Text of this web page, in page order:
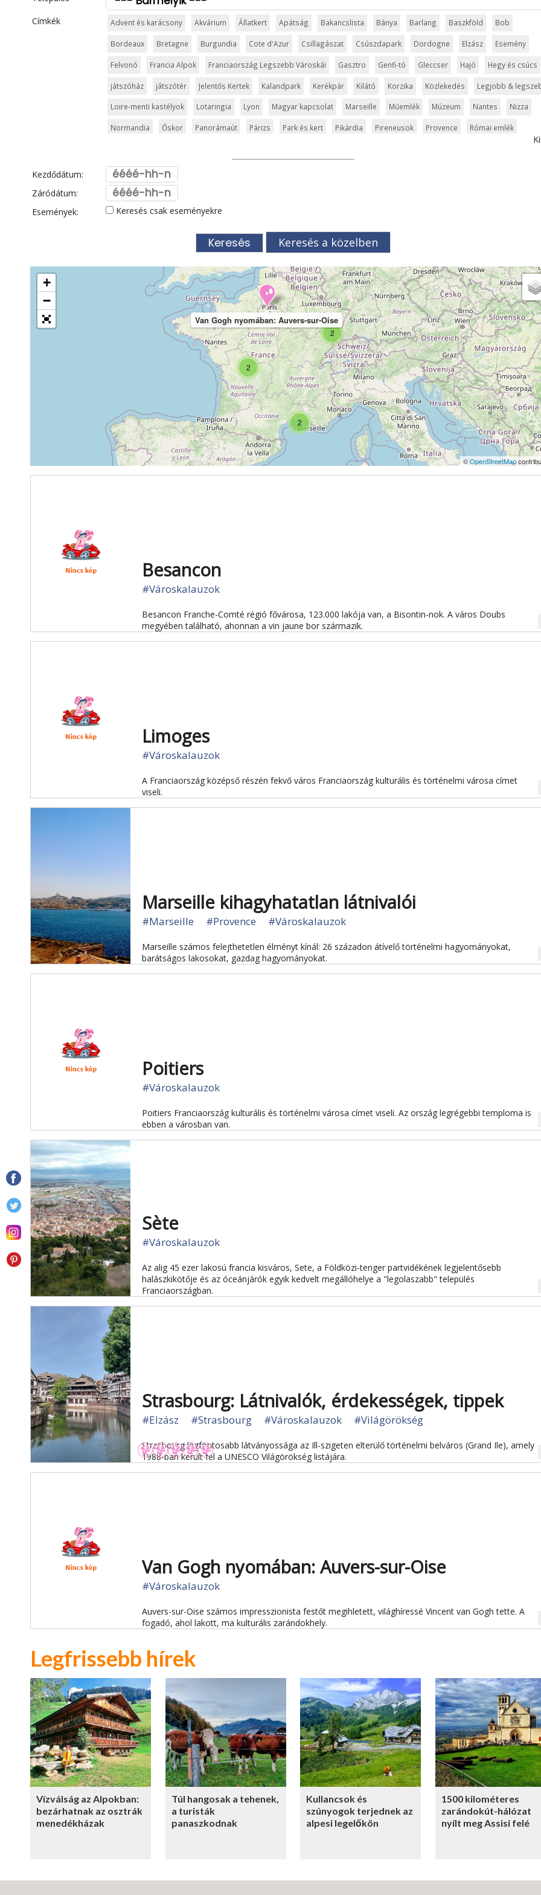
Címkék
Advent és karácsony Akvárium Állatkert Apátság Bakancslista Bánya Barlang Baszkföld Bob
Bordeaux Bretagne Burgundia Cote d'Azur Csillagászat Csúszdapark Dordogne Elzász Esemény
Felvonó Francia Alpok Franciaország Legszebb Városkái Gasztro Genfi-tó Gleccser Hajó Hegy és csúcs
játszóház játszótér Jelentős Kertek Kalandpark Kerékpár Kilátó Korzika Közlekedés Legjobb &
Loire-menti kastélyok Lotaringia Lyon Magyar kapcsolat Marseille Műemlék Múzeum Nantes Nizza
Normandia Őskor Panorámaút Párizs Park és kert Pikárdia Pireneusok Provence Római emlék
Templom és kolostor
Városkalauzok
Kezdődátum:
Záródátum:
Események:
Keresés csak eseményekre
Keresés a közelben
2
2
2
Van Gogh nyomában: Auvers-sur-Oise
+
−
©OpenStreetMap
Besancon
#Városkalauzok
Besancon Franche-Comté régió fővárosa, 123.000 lakója van, a Bisontin-nok. A város Doubs
megyében található, ahonnan a vin jaune bor származik.
Limoges
#Városkalauzok
A Franciaország középső részén fekvő város Franciaország kulturális és történelmi városa címet
viseli.
Marseille kihagyhatatlan látnivalói
#Marseille #Provence #Városkalauzok
Marseille számos felejthetetlen élményt kínál: 26 századon átívelő történelmi hagyományokat,
barátságos lakosokat, gazdag hagyományokat.
Poitiers
#Városkalauzok
Poitiers Franciaország kulturális és történelmi városa címet viseli. Az ország legrégebbi temploma is
ebben a városban van.
Sète
#Városkalauzok
Az alig 45 ezer lakosú francia kisváros, Sete, a Földközi-tenger partvidékének legjelentősebb
halászkikötője és az óceánjárók egyik kedvelt megállóhelye a "legolaszabb" település
Franciaországban.
Strasbourg: Látnivalók, érdekességek, tippek
#Elzász #Strasbourg #Városkalauzok #Világörökség
Strasbourg legfontosabb látványossága az Ill-szigeten elterülő történelmi belváros (Grand Ile), amely
1988-ban került fel a UNESCO Világörökség listájára.
Van Gogh nyomában: Auvers-sur-Oise
#Városkalauzok
Auvers-sur-Oise számos impresszionista festőt megihletett, világhíressé Vincent van Gogh tette. A
fogadó, ahol lakott, ma kulturális zarándokhely.
Legfrissebb hírek
Vízválság az Alpokban:
bezárhatnak az osztrák
menedékházak
Túl hangosak a tehenek,
a turisták
panaszkodnak
Kullancsok és
szúnyogok terjednek az
alpesi legelőkön
1500 kilométeres
zarándokút-hálózat
nyílt meg Assisi felé